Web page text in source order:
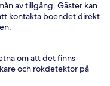
av tillgång. Gäster kan
kontakta boendet direkt
om att det finns
och rökdetektor på